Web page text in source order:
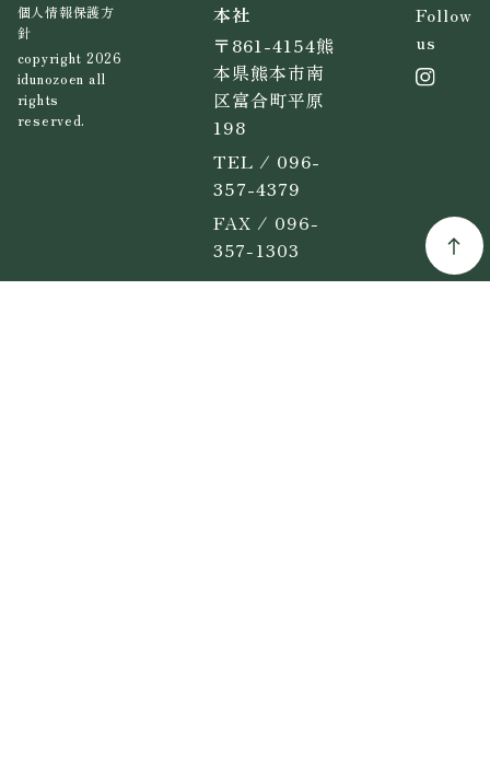
個人情報保護方
針
copyright 2026
idunozoen all
rights
reserved.
本社
〒861-4154熊
本県熊本市南
区富合町平原
198
TEL / 096-
357-4379
FAX / 096-
357-1303
Follow
us